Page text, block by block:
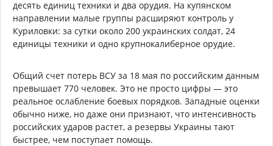
десять единиц техники и два орудия. На купянском
направлении малые группы расширяют контроль у
Куриловки: за сутки около 200 украинских солдат, 24
единицы техники и одно крупнокалиберное орудие.
Общий счет потерь ВСУ за 18 мая по российским данным
превышает 770 человек. Это не просто цифры — это
реальное ослабление боевых порядков. Западные оценки
обычно ниже, но даже они признают, что интенсивность
российских ударов растет, а резервы Украины тают
быстрее, чем поступает помощь.